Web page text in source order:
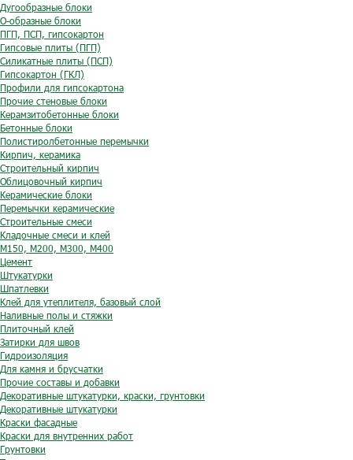
Дугообразные блоки
O-образные блоки
ПГП, ПСП, гипсокартон
Гипсовые плиты (ПГП)
Силикатные плиты (ПСП)
Гипсокартон (ГКЛ)
Профили для гипсокартона
Прочие стеновые блоки
Керамзитобетонные блоки
Бетонные блоки
Полистиролбетонные перемычки
Кирпич, керамика
Строительный кирпич
Облицовочный кирпич
Керамические блоки
Перемычки керамические
Строительные смеси
Кладочные смеси и клей
М150, М200, М300, М400
Цемент
Штукатурки
Шпатлевки
Клей для утеплителя, базовый слой
Наливные полы и стяжки
Плиточный клей
Затирки для швов
Гидроизоляция
Для камня и брусчатки
Прочие составы и добавки
Декоративные штукатурки, краски, грунтовки
Декоративные штукатурки
Краски фасадные
Краски для внутренних работ
Грунтовки